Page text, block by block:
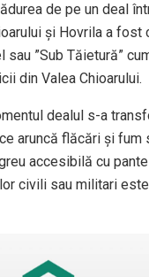
de pe un deal
și Hovrila a fost
sau ”Sub Tăietură”
din Valea Chioarului.
dealul s-a
aruncă flăcări și fum
accesibilă cu
civili sau militari